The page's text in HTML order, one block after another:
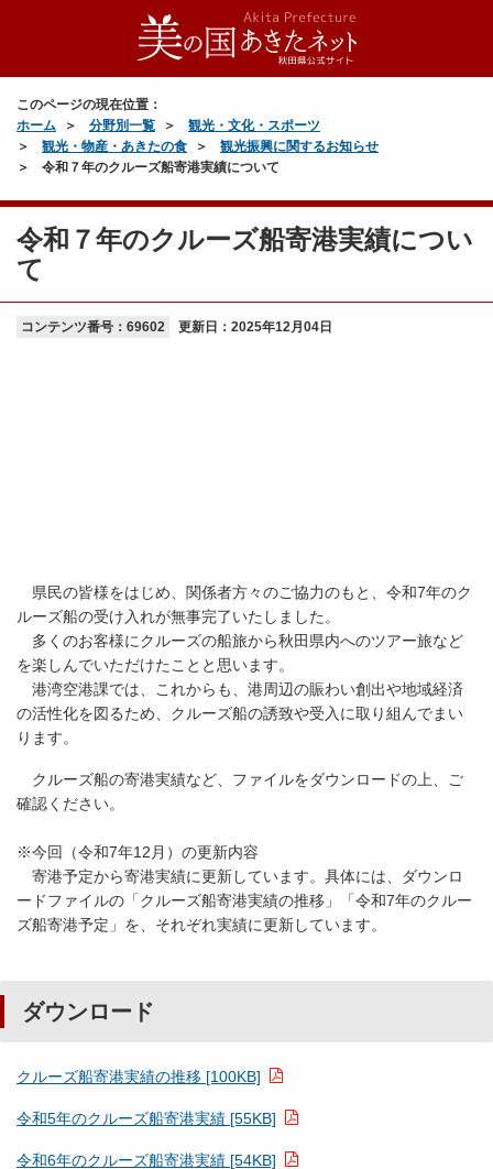
このページの現在位置：
ホーム
分野別一覧
観光・文化・スポーツ
観光・物産・あきたの食
観光振興に関するお知らせ
令和７年のクルーズ船寄港実績について
令和７年のクルーズ船寄港実績につい
て
コンテンツ番号：69602 更新日： 2025年12月04日
県民の皆様をはじめ、関係者方々のご協力のもと、令和7年のク
ルーズ船の受け入れが無事完了いたしました。
多くのお客様にクルーズの船旅から秋田県内へのツアー旅など
を楽しんでいただけたことと思います。
港湾空港課では、これからも、港周辺の賑わい創出や地域経済
の活性化を図るため、クルーズ船の誘致や受入に取り組んでまい
ります。
クルーズ船の寄港実績など、ファイルをダウンロードの上、ご
確認ください。
※今回（令和7年12月）の更新内容
寄港予定から寄港実績に更新しています。具体には、ダウンロ
ードファイルの「クルーズ船寄港実績の推移」「令和7年のクルー
ズ船寄港予定」を、それぞれ実績に更新しています。
ダウンロード
クルーズ船寄港実績の推移 [100KB]
令和5年のクルーズ船寄港実績 [55KB]
令和6年のクルーズ船寄港実績 [54KB]